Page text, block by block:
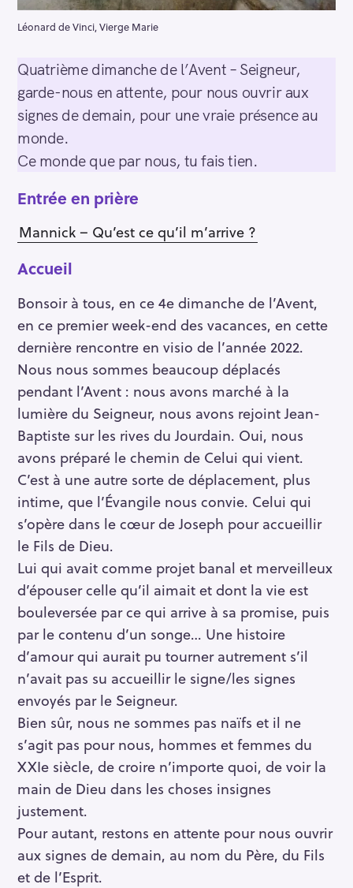
Léonard de Vinci, Vierge Marie
Quatrième dimanche de l’Avent – Seigneur,
garde-nous en attente, pour nous ouvrir aux
signes de demain, pour une vraie présence au
monde.
Ce monde que par nous, tu fais tien.
Entrée en prière
Mannick – Qu’est ce qu’il m’arrive ?
Accueil
Bonsoir à tous, en ce 4e dimanche de l’Avent,
en ce premier week-end des vacances, en cette
dernière rencontre en visio de l’année 2022.
Nous nous sommes beaucoup déplacés
pendant l’Avent : nous avons marché à la
lumière du Seigneur, nous avons rejoint Jean-
Baptiste sur les rives du Jourdain. Oui, nous
avons préparé le chemin de Celui qui vient.
C’est à une autre sorte de déplacement, plus
intime, que l’Évangile nous convie. Celui qui
s’opère dans le cœur de Joseph pour accueillir
le Fils de Dieu.
Lui qui avait comme projet banal et merveilleux
d’épouser celle qu’il aimait et dont la vie est
bouleversée par ce qui arrive à sa promise, puis
par le contenu d’un songe… Une histoire
d’amour qui aurait pu tourner autrement s’il
n’avait pas su accueillir le signe/les signes
envoyés par le Seigneur.
Bien sûr, nous ne sommes pas naïfs et il ne
s’agit pas pour nous, hommes et femmes du
XXIe siècle, de croire n’importe quoi, de voir la
main de Dieu dans les choses insignes
justement.
Pour autant, restons en attente pour nous ouvrir
aux signes de demain, au nom du Père, du Fils
et de l’Esprit.